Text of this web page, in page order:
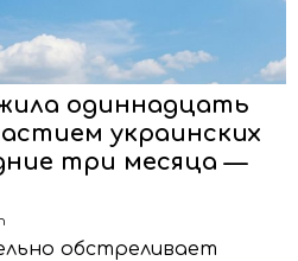
одиннадцать
украинских
три месяца —
обстреливает